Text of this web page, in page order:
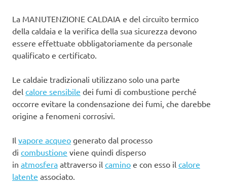
La MANUTENZIONE CALDAIA e del circuito termico
della caldaia e la verifica della sua sicurezza devono
essere effettuate obbligatoriamente da personale
qualificato e certificato.
Le caldaie tradizionali utilizzano solo una parte
del calore sensibile dei fumi di combustione perché
occorre evitare la condensazione dei fumi, che darebbe
origine a fenomeni corrosivi.
Il vapore acqueo generato dal processo
di combustione viene quindi disperso
in atmosfera attraverso il camino e con esso il calore
latente associato.